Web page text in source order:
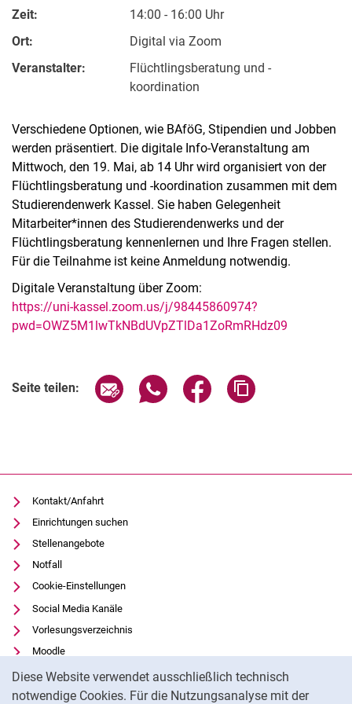
Diese Website verwendet ausschließlich technisch
notwendige Cookies. Für die Nutzungsanalyse mit der
Zeit:
14:00 - 16:00 Uhr
Ort:
Digital via Zoom
Veranstalter:
Flüchtlingsberatung und -
koordination
Verschiedene Optionen, wie BAföG, Stipendien und Jobben
werden präsentiert. Die digitale Info-Veranstaltung am
Mittwoch, den 19. Mai, ab 14 Uhr wird organisiert von der
Flüchtlingsberatung und -koordination zusammen mit dem
Studierendenwerk Kassel. Sie haben Gelegenheit
Mitarbeiter*innen des Studierendenwerks und der
Flüchtlingsberatung kennenlernen und Ihre Fragen stellen.
Für die Teilnahme ist keine Anmeldung notwendig.
Digitale Veranstaltung über Zoom:
https://uni-kassel.zoom.us/j/98445860974?
pwd=OWZ5M1lwTkNBdUVpZTlDa1ZoRmRHdz09
Seite teilen: Seite über E-Mail teilen
Seite über WhatsApp teilen
Seite über Facebook
Kontakt/Anfahrt
Einrichtungen suchen
Stellenangebote
Notfall
Cookie-Einstellungen
Social Media Kanäle
Vorlesungsverzeichnis
Moodle
Panopto
Universitätsbibliothek